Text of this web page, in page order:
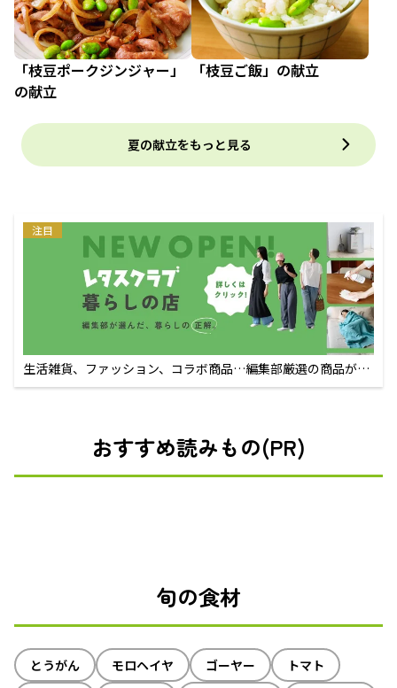
「枝豆ポークジンジャー」
の献立
「枝豆ご飯」の献立
夏の献立をもっと見る
注目
生活雑貨、ファッション、コラボ商品…編集部厳選の商品が買
えるECサイト
おすすめ読みもの(PR)
旬の食材
とうがん モロヘイヤ ゴーヤー
トマト